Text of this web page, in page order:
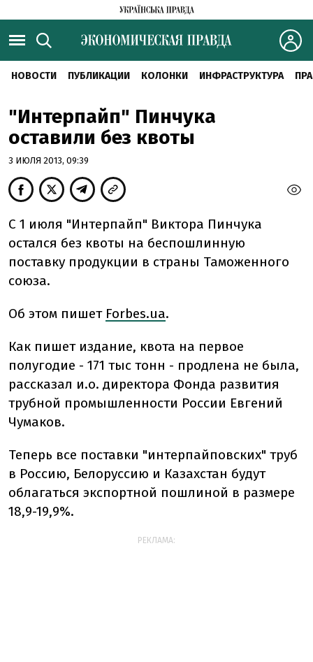
НОВОСТИ ПУБЛИКАЦИИ КОЛОНКИ ИНФРАСТРУКТУРА
"Интерпайп" Пинчука
оставили без квоты
3 ИЮЛЯ 2013, 09:39
С 1 июля "Интерпайп" Виктора Пинчука
остался без квоты на беспошлинную
поставку продукции в страны Таможенного
союза.
Об этом пишет Forbes.ua.
Как пишет издание, квота на первое
полугодие - 171 тыс тонн - продлена не была,
рассказал и.о. директора Фонда развития
трубной промышленности России Евгений
Чумаков.
Теперь все поставки "интерпайповских" труб
в Россию, Белоруссию и Казахстан будут
облагаться экспортной пошлиной в размере
18,9-19,9%.
РЕКЛАМА: